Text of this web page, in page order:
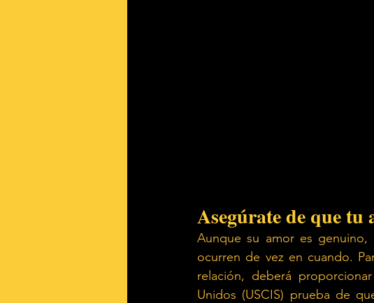
Asegúrate de que tu
Aunque su amor es
ocurren de vez en cuando.
relación, deberá
Unidos (USCIS) prueba de